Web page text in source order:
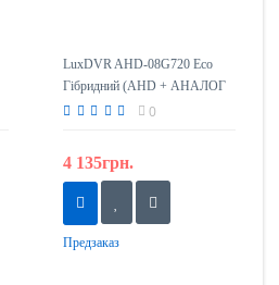
LuxDVR AHD-08G720 Eco
Гібридний (AHD + АНАЛОГ
720р) 8-канальний реєстратор
0
4 135грн.
Предзаказ